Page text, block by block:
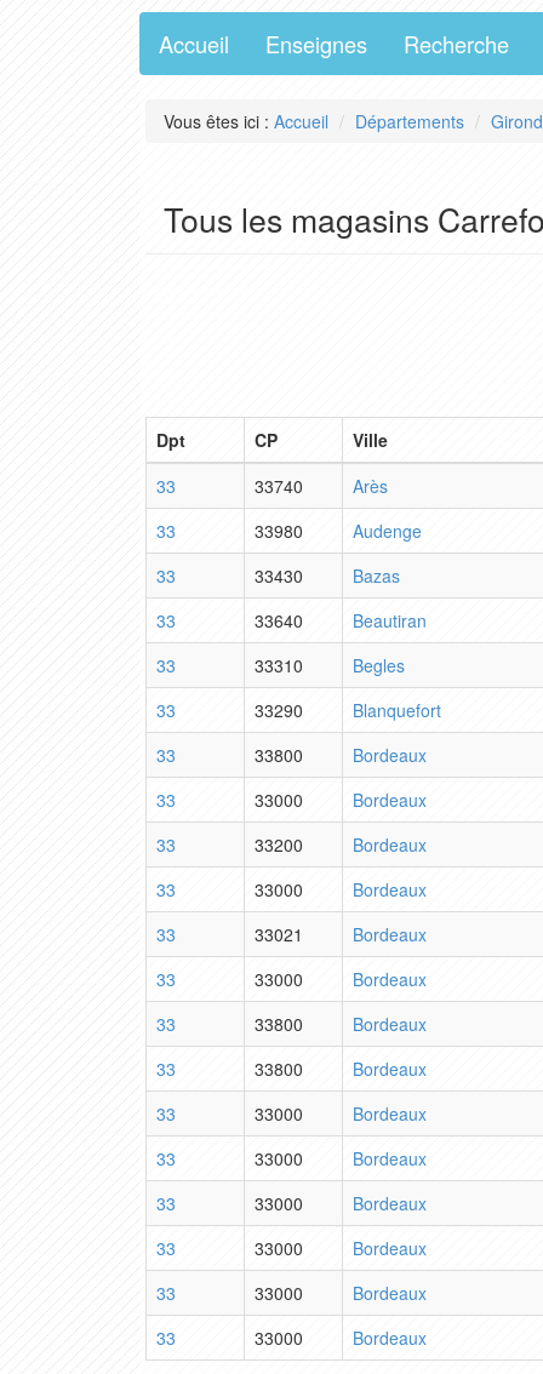
Accueil Enseignes Recherche
Vous êtes ici : Accueil Départements
Tous les magasins
Dpt CP
Ville
33
33740
Arès
33
33980
Audenge
33
33430
Bazas
33
33640
Beautiran
33
33310
Begles
33
33290
Blanquefort
33
33800
Bordeaux
33
33000
Bordeaux
33
33200
Bordeaux
33
33000
Bordeaux
33
33021
Bordeaux
33
33000
Bordeaux
33
33800
Bordeaux
33
33800
Bordeaux
33
33000
Bordeaux
33
33000
Bordeaux
33
33000
Bordeaux
33
33000
Bordeaux
33
33000
Bordeaux
33
33000 Bordeaux